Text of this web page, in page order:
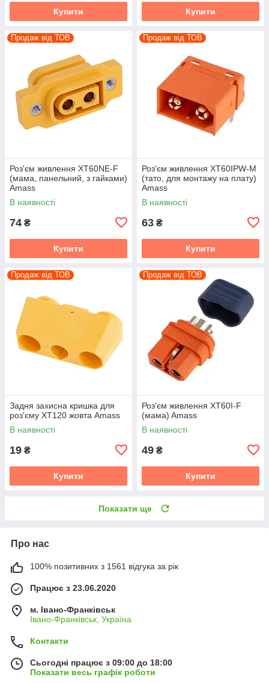
Купити Купити
Продаж від ТОВ
Роз'єм живлення XT60NE-F
(мама, панельний, з гайками)
Amass
В наявності
74 ₴
Купити
Продаж від ТОВ
Роз'єм живлення XT60IPW-M
(тато, для монтажу на плату)
Amass
В наявності
63 ₴
Купити
Продаж від ТОВ
Задня захисна кришка для
роз'єму XT120 жовта Amass
В наявності
19 ₴
Купити
Продаж від ТОВ
Роз'єм живлення XT60I-F
(мама) Amass
В наявності
49 ₴
Купити
Показати ще
Про нас
100% позитивних з 1561 відгука за рік
Працює з 23.06.2020
м. Івано-Франківськ
Івано-Франківськ, Україна
Контакти
Сьогодні працює з 09:00 до 18:00
Показати весь графік роботи